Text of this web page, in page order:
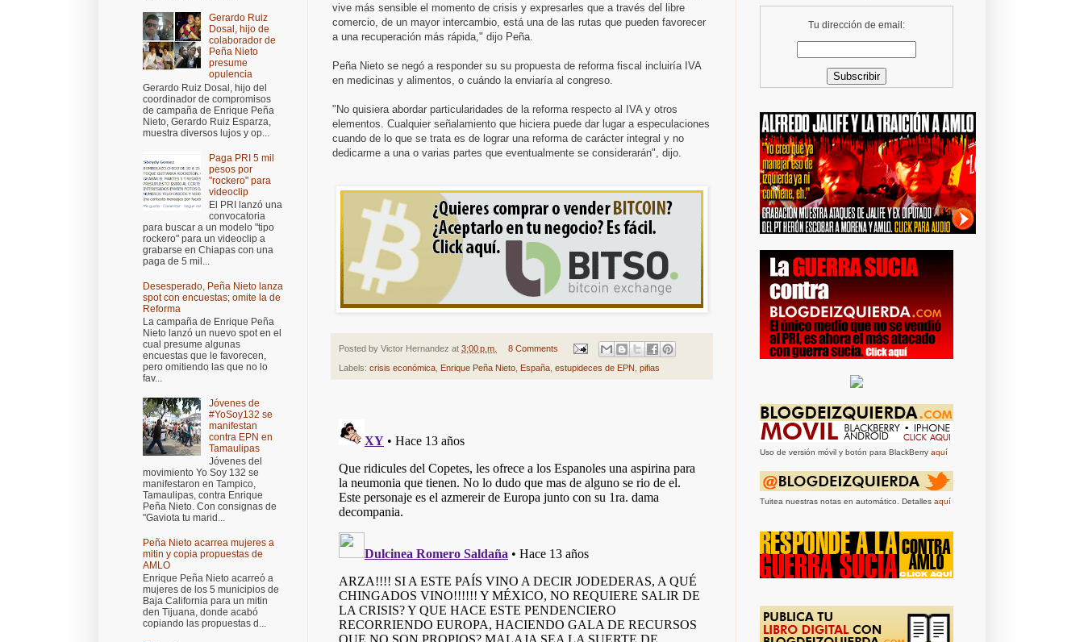
vive más sensible el momento de crisis y expresarles que a través del libre
comercio, de un mayor intercambio, está una de las rutas que pueden favorecer
a una recuperación más rápida," dijo Peña.
Peña Nieto se negó a responder su su propuesta de reforma fiscal incluiría IVA
en medicinas y alimentos, o cuándo la enviaría al congreso.
"No quisiera abordar particularidades de la reforma respecto al IVA y otros
elementos. Cualquier señalamiento que hiciera puede dar lugar a especulaciones
cuando de lo que se trata es de lograr una reforma de carácter integral y no
dedicarme a una o varias partes que eventualmente se considerarán", dijo.
Posted by Victor Hernandez at 3:00 p.m. 8 Comments
Labels: crisis económica Enrique Peña Nieto España estupideces de EPN pifias
Gerardo Ruiz
Dosal, hijo de
colaborador de
Peña Nieto
presume
opulencia
Gerardo Ruiz Dosal, hijo del
coordinador de compromisos
de campaña de Enrique Peña
Nieto, Gerardo Ruiz Esparza,
muestra diversos lujos y op...
Paga PRI 5 mil
pesos por
"rockero" para
videoclip
El PRI lanzó una
convocatoria
para buscar a un modelo "tipo
rockero" para un videoclip a
grabarse en Chiapas con una
paga de 5 mil...
Desesperado, Peña Nieto lanza
spot con encuestas; omite la de
Reforma
La campaña de Enrique Peña
Nieto lanzó un nuevo spot en el
cual presume algunas
encuestas que le favorecen,
pero omitiendo las que no lo
fav...
Jóvenes de
#YoSoy132 se
manifestan
contra EPN en
Tamaulipas
Jóvenes del
movimiento Yo Soy 132 se
manifestaron en Tampico,
Tamaulipas, contra Enrique
Peña Nieto. Con consignas de
"Gaviota tu marid...
Peña Nieto acarrea mujeres a
mitin y copia propuestas de
AMLO
Enrique Peña Nieto acarreó a
mujeres de los 5 municipios de
Baja California para un mitin
den Tijuana, donde acabó
copiando las propuestas d...
Tu dirección de email:
Uso de versión móvil y botón para BlackBerry aquí
Tuitea nuestras notas en automático. Detalles aquí